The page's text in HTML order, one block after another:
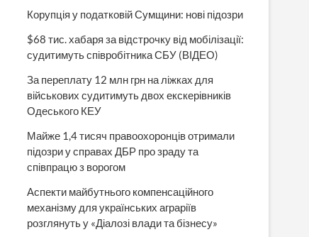
Корупція у податковій Сумщини: нові підозри
$68 тис. хабаря за відстрочку від мобілізації:
судитимуть співробітника СБУ (ВІДЕО)
За переплату 12 млн грн на ліжках для
військових судитимуть двох екскерівників
Одеського КЕУ
Майже 1,4 тисяч правоохоронців отримали
підозри у справах ДБР про зраду та
співпрацю з ворогом
Аспекти майбутнього компенсаційного
механізму для українських аграріїв
розглянуть у «Діалозі влади та бізнесу»